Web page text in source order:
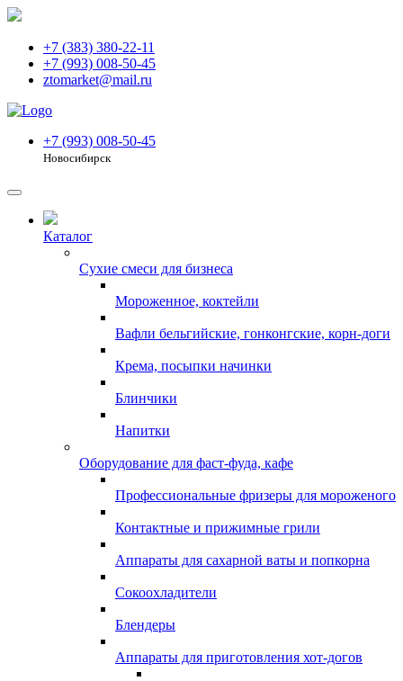
+7 (383) 380-22-11
+7 (993) 008-50-45
ztomarket@mail.ru
+7 (993) 008-50-45
Новосибирск
Каталог
Сухие смеси для бизнеса
Мороженное, коктейли
Вафли бельгийские, гонконгские, корн-доги
Крема, посыпки начинки
Блинчики
Напитки
Оборудование для фаст-фуда, кафе
Профессиональные фризеры для мороженого
Контактные и прижимные грили
Аппараты для сахарной ваты и попкорна
Сокоохладители
Блендеры
Аппараты для приготовления хот-догов